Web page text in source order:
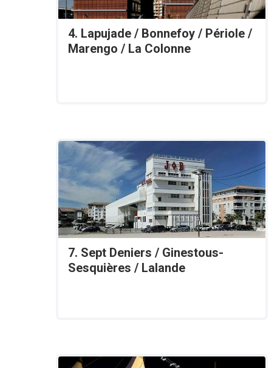
4. Lapujade / Bonnefoy / Périole /
Marengo / La Colonne
7. Sept Deniers / Ginestous-
Sesquières / Lalande